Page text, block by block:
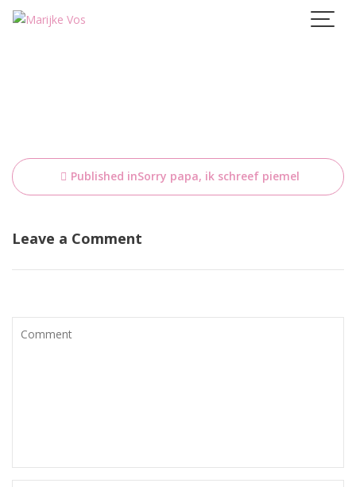
Skip
Bericht
navigatie
Published inSorry papa, ik schreef piemel
Leave a Comment